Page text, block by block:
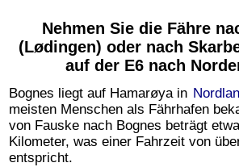
Nehmen Sie die Fähre
(Lødingen) oder nach
auf der E6 nach
Bognes liegt auf Hamarøya in
meisten Menschen als Fährhafen
von Fauske nach Bognes beträgt
Kilometer, was einer Fahrzeit von
entspricht.